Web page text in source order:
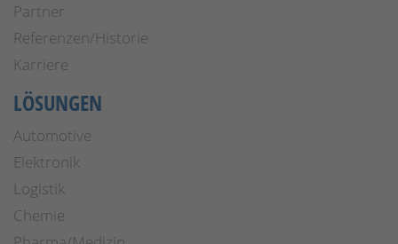
Partner
Referenzen/Historie
Karriere
LÖSUNGEN
Automotive
Elektronik
Logistik
Chemie